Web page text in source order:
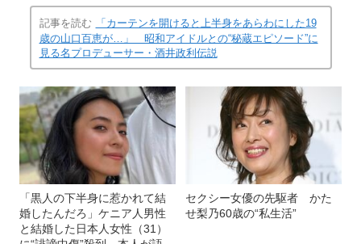
記事を読む
「カーテンを開けると上半身をあらわにした19
歳の山口百恵が…」 昭和アイドルとの“秘蔵エピソード”に
見る名プロデューサー・酒井政利伝説
「黒人の下半身に惹かれて結
婚したんだろ」ケニア人男性
と結婚した日本人女性（31）
セクシー女優の先駆者 かた
せ梨乃60歳の“私生活”